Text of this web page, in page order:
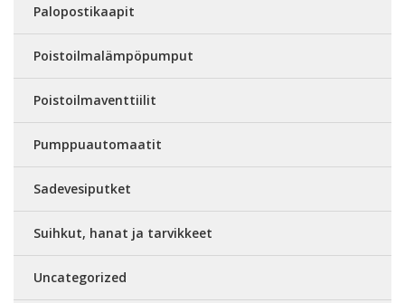
Palopostikaapit
Poistoilmalämpöpumput
Poistoilmaventtiilit
Pumppuautomaatit
Sadevesiputket
Suihkut, hanat ja tarvikkeet
Uncategorized